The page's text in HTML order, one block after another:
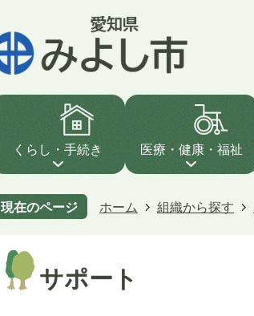
くらし・手続き 医療・健康・福祉
現在のページ ホーム 組織から探す
サポート